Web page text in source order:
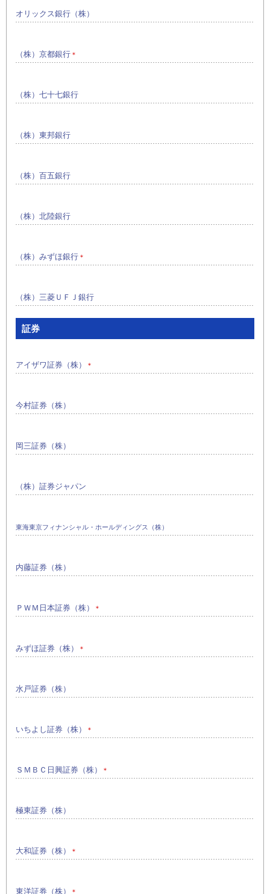
オリックス銀行（株）
（株）京都銀行 ＊
（株）七十七銀行
（株）東邦銀行
（株）百五銀行
（株）北陸銀行
（株）みずほ銀行 ＊
（株）三菱ＵＦＪ銀行
証券
アイザワ証券（株） ＊
今村証券（株）
岡三証券（株）
（株）証券ジャパン
東海東京フィナンシャル・ホールディングス（株）
内藤証券（株）
ＰＷＭ日本証券（株） ＊
みずほ証券（株） ＊
水戸証券（株）
いちよし証券（株） ＊
ＳＭＢＣ日興証券（株） ＊
極東証券（株）
大和証券（株） ＊
東洋証券（株） ＊